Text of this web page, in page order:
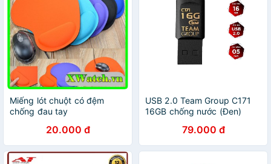
Miếng lót chuột có đệm
chống đau tay
20.000 đ
USB 2.0 Team Group C171
16GB chống nước (Đen)
79.000 đ